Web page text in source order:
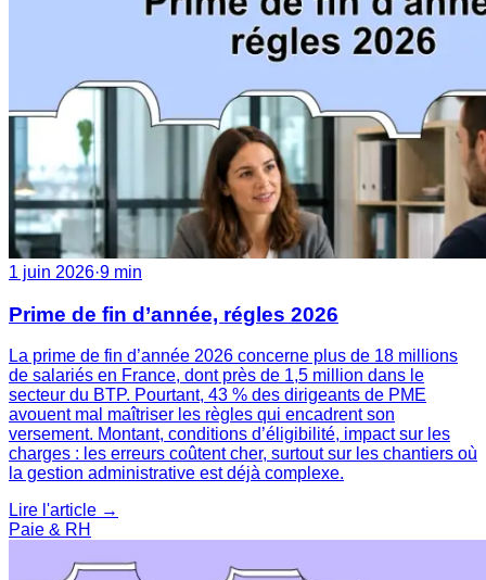
1 juin 2026·9 min
Prime de fin d’année, régles 2026
La prime de fin d’année 2026 concerne plus de 18 millions
de salariés en France, dont près de 1,5 million dans le
secteur du BTP. Pourtant, 43 % des dirigeants de PME
avouent mal maîtriser les règles qui encadrent son
versement. Montant, conditions d’éligibilité, impact sur les
charges : les erreurs coûtent cher, surtout sur les chantiers où
la gestion administrative est déjà complexe.
Lire l'article →
Paie & RH